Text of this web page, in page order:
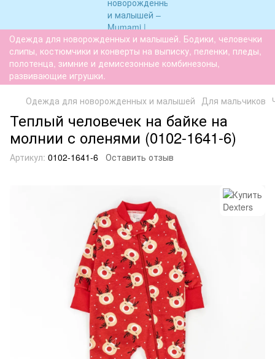
Одежда для новорожденных и малышей. Бодики, человечки
слипы, костюмчики и конверты на выписку, пеленки, пледы,
полотенца, зимние и демисезонные комбинезоны,
развивающие игрушки.
Одежда для новорожденных и малышей Для мальчиков
Теплый человечек на байке на
молнии с оленями (0102-1641-6)
Артикул: 0102-1641-6 Оставить отзыв